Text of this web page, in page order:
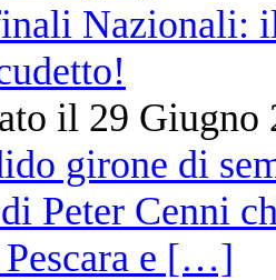
Nazionali:
il 29 Giugno